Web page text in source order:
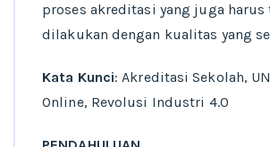
proses akreditasi yang juga harus
dilakukan dengan kualitas yang
Kata Kunci: Akreditasi Sekolah,
Online, Revolusi Industri 4.0